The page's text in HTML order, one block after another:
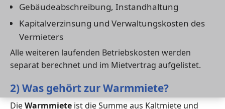
Gebäudeabschreibung, Instandhaltung
Kapitalverzinsung und Verwaltungskosten des
Vermieters
Alle weiteren laufenden Betriebskosten werden
separat berechnet und im Mietvertrag aufgelistet.
2) Was gehört zur Warmmiete?
DieWarmmiete ist die Summe aus Kaltmiete und